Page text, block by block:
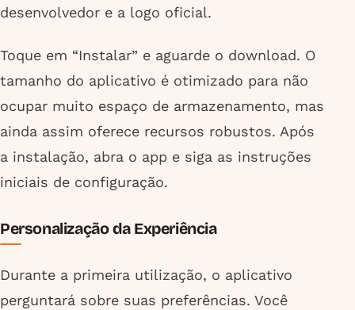
desenvolvedor e a logo oficial.
Toque em “Instalar” e aguarde o download. O
tamanho do aplicativo é otimizado para não
ocupar muito espaço de armazenamento, mas
ainda assim oferece recursos robustos. Após
a instalação, abra o app e siga as instruções
iniciais de configuração.
Personalização da Experiência
Durante a primeira utilização, o aplicativo
perguntará sobre suas preferências. Você